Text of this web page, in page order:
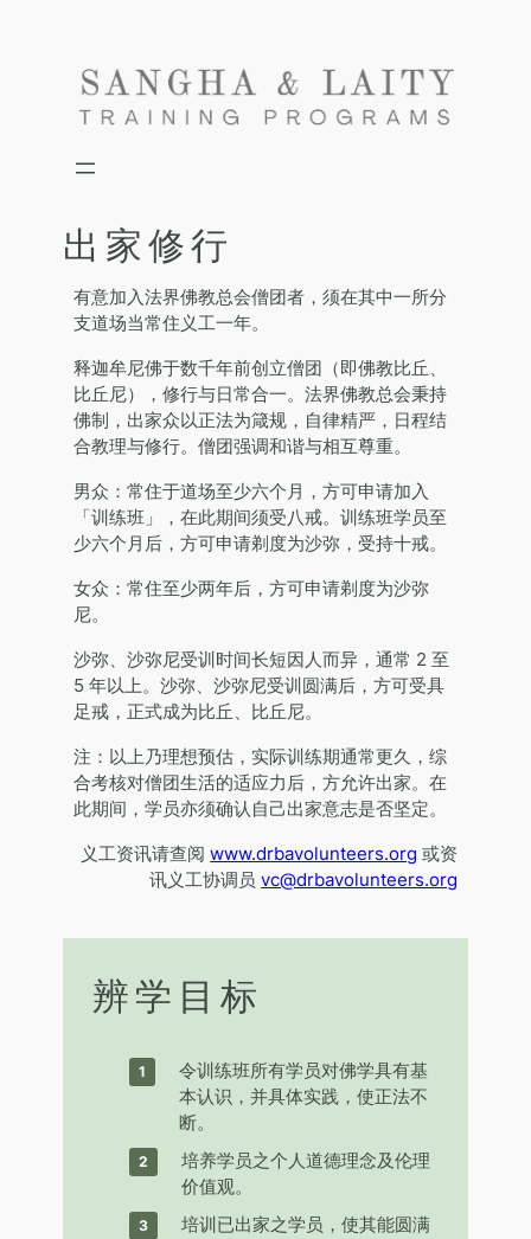
出家修行
有意加入法界佛教总会僧团者，须在其中一所分
支道场当常住义工一年。
释迦牟尼佛于数千年前创立僧团（即佛教比丘、
比丘尼），修行与日常合一。法界佛教总会秉持
佛制，出家众以正法为箴规，自律精严，日程结
合教理与修行。僧团强调和谐与相互尊重。
男众：常住于道场至少六个月，方可申请加入
「训练班」，在此期间须受八戒。训练班学员至
少六个月后，方可申请剃度为沙弥，受持十戒。
女众：常住至少两年后，方可申请剃度为沙弥
尼。
沙弥、沙弥尼受训时间长短因人而异，通常 2 至
5 年以上。沙弥、沙弥尼受训圆满后，方可受具
足戒，正式成为比丘、比丘尼。
注：以上乃理想预估，实际训练期通常更久，综
合考核对僧团生活的适应力后，方允许出家。在
此期间，学员亦须确认自己出家意志是否坚定。
义工资讯请查阅www.drbavolunteers.org 或资
讯义工协调员vc@drbavolunteers.org
辨学目标
令训练班所有学员对佛学具有基
本认识，并具体实践，使正法不
断。
培养学员之个人道德理念及伦理
价值观。
培训已出家之学员，使其能圆满